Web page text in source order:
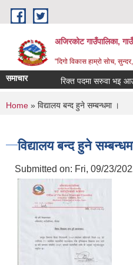
Skip to main content
अजिरकोट गाउँपालिका, गाउँ
"दिगो विकास हाम्रो सोच,
समाचार रिक्त पदमा सरुवा भइ आउने
You are here
Home » विद्यालय बन्द हुने सम्बन्धमा ।
विद्यालय बन्द हुने
Submitted on: Fri, 09/23/